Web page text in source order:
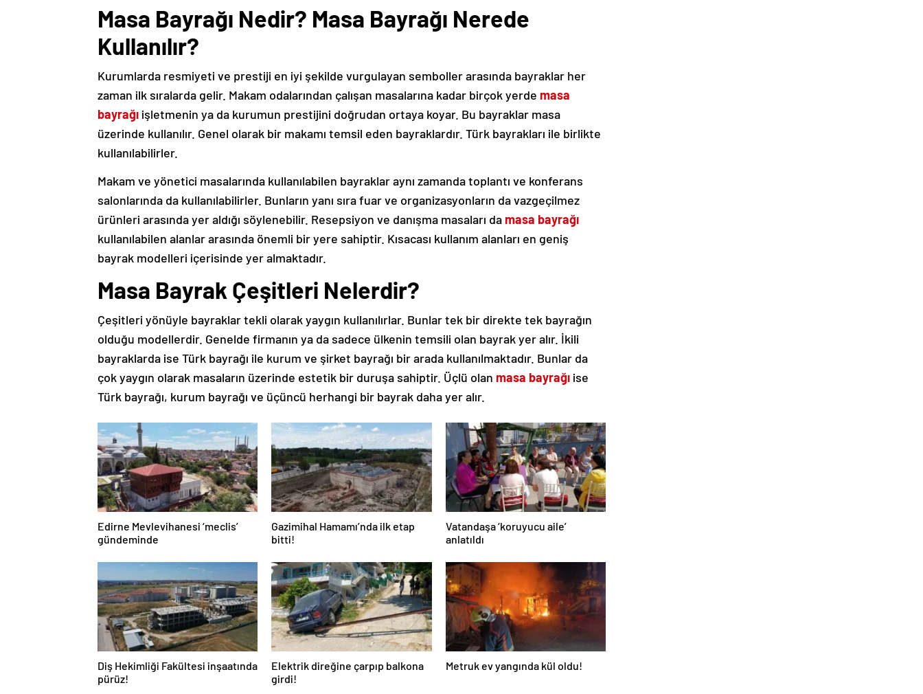
Masa Bayrağı Nedir? Masa Bayrağı Nerede
Kullanılır?
Kurumlarda resmiyeti ve prestiji en iyi şekilde vurgulayan semboller arasında bayraklar her
zaman ilk sıralarda gelir. Makam odalarından çalışan masalarına kadar birçok yerde masa
bayrağı işletmenin ya da kurumun prestijini doğrudan ortaya koyar. Bu bayraklar masa
üzerinde kullanılır. Genel olarak bir makamı temsil eden bayraklardır. Türk bayrakları ile birlikte
kullanılabilirler.
Makam ve yönetici masalarında kullanılabilen bayraklar aynı zamanda toplantı ve konferans
salonlarında da kullanılabilirler. Bunların yanı sıra fuar ve organizasyonların da vazgeçilmez
ürünleri arasında yer aldığı söylenebilir. Resepsiyon ve danışma masaları da masa bayrağı
kullanılabilen alanlar arasında önemli bir yere sahiptir. Kısacası kullanım alanları en geniş
bayrak modelleri içerisinde yer almaktadır.
Masa Bayrak Çeşitleri Nelerdir?
Çeşitleri yönüyle bayraklar tekli olarak yaygın kullanılırlar. Bunlar tek bir direkte tek bayrağın
olduğu modellerdir. Genelde firmanın ya da sadece ülkenin temsili olan bayrak yer alır. İkili
bayraklarda ise Türk bayrağı ile kurum ve şirket bayrağı bir arada kullanılmaktadır. Bunlar da
çok yaygın olarak masaların üzerinde estetik bir duruşa sahiptir. Üçlü olan masa bayrağı ise
Türk bayrağı, kurum bayrağı ve üçüncü herhangi bir bayrak daha yer alır.
Edirne Mevlevihanesi ‘meclis’
gündeminde
Gazimihal Hamamı’nda ilk etap
bitti!
Vatandaşa ‘koruyucu aile’
anlatıldı
Diş Hekimliği Fakültesi inşaatında
pürüz!
Elektrik direğine çarpıp balkona
girdi!
Metruk ev yangında kül oldu!